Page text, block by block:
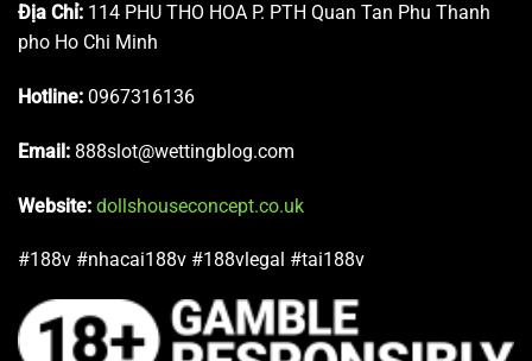
Địa Chỉ: 114 PHU THO HOA P. PTH Quan Tan Phu Thanh
pho Ho Chi Minh
Hotline: 0967316136
Email: 888slot@wettingblog.com
Website: dollshouseconcept.co.uk
#188v #nhacai188v #188vlegal #tai188v